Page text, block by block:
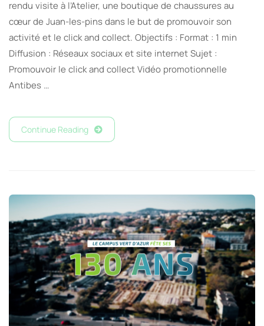
rendu visite à l’Atelier, une boutique de chaussures au
cœur de Juan-les-pins dans le but de promouvoir son
activité et le click and collect. Objectifs : Format : 1 min
Diffusion : Réseaux sociaux et site internet Sujet :
Promouvoir le click and collect Vidéo promotionnelle
Antibes …
Continue Reading